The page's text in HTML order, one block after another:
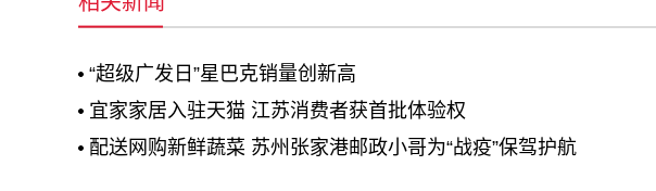
“超级广发日”星巴克销量创新高
宜家家居入驻天猫 江苏消费者获首批体验权
配送网购新鲜蔬菜 苏州张家港邮政小哥为“战疫”保驾护航